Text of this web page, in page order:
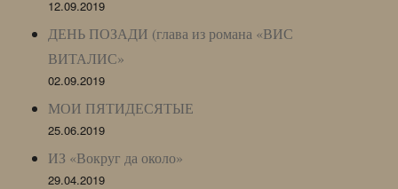
12.09.2019
ДЕНЬ ПОЗАДИ (глава из романа «ВИС
ВИТАЛИС»
02.09.2019
МОИ ПЯТИДЕСЯТЫЕ
25.06.2019
ИЗ «Вокруг да около»
29.04.2019